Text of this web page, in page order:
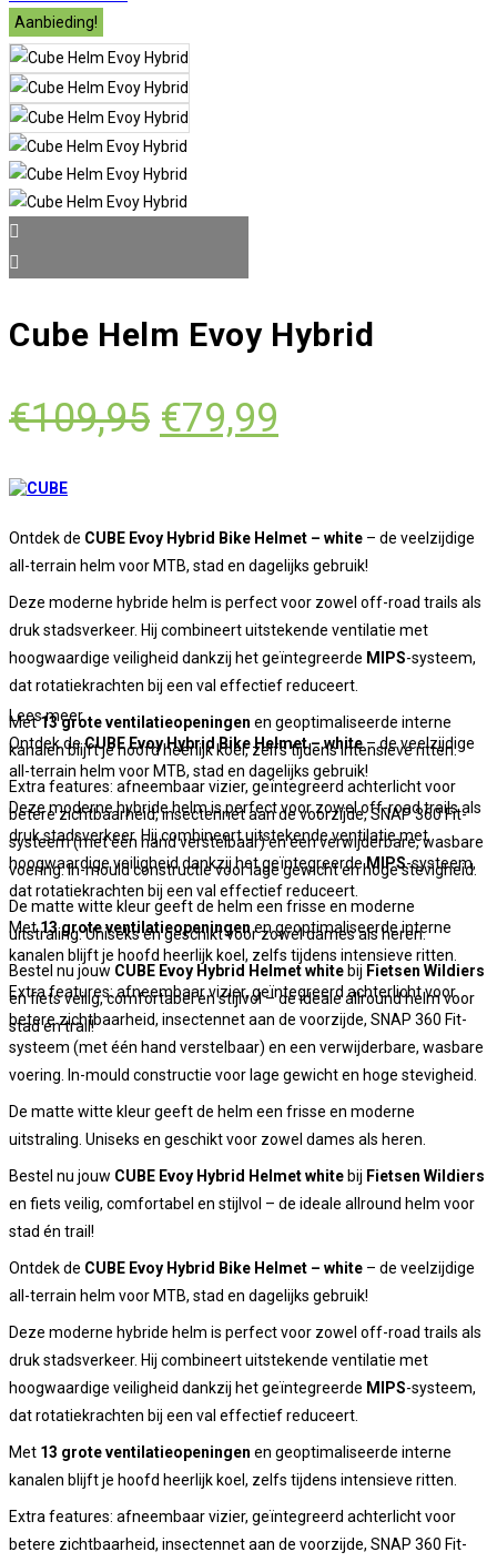
Aanbieding!
Cube Helm Evoy Hybrid
€109,95 Oorspronkelijke
€109,95.
€79,99
€79,99.
Ontdek de CUBE Evoy Hybrid Bike Helmet – white – de veelzijdige
all-terrain helm voor MTB, stad en dagelijks gebruik!
Deze moderne hybride helm is perfect voor zowel off-road trails als
druk stadsverkeer. Hij combineert uitstekende ventilatie met
hoogwaardige veiligheid dankzij het geïntegreerde MIPS-systeem,
dat rotatiekrachten bij een val effectief reduceert.
Met13 grote ventilatieopeningen en geoptimaliseerde interne
kanalen blijft je hoofd heerlijk koel, zelfs tijdens intensieve ritten.
Extra features: afneembaar vizier, geïntegreerd achterlicht voor
betere zichtbaarheid, insectennet aan de voorzijde, SNAP 360 Fit-
systeem (met één hand verstelbaar) en een verwijderbare, wasbare
voering. In-mould constructie voor lage gewicht en hoge stevigheid.
De matte witte kleur geeft de helm een frisse en moderne
uitstraling. Uniseks en geschikt voor zowel dames als heren.
Bestel nu jouw CUBE Evoy Hybrid Helmet white bij Fietsen Wildiers
en fiets veilig, comfortabel en stijlvol – de ideale allround helm voor
stad én trail!
Lees meer
Ontdek deCUBE Evoy Hybrid Bike Helmet – white– de veelzijdige
all-terrain helm voor MTB, stad en dagelijks gebruik!
Deze moderne hybride helm is perfect voor zowel off-road trails als
druk stadsverkeer. Hij combineert uitstekende ventilatie met
hoogwaardige veiligheid dankzij het geïntegreerdeMIPS-systeem,
dat rotatiekrachten bij een val effectief reduceert.
Met13 grote ventilatieopeningenen geoptimaliseerde interne
kanalen blijft je hoofd heerlijk koel, zelfs tijdens intensieve ritten.
Extra features: afneembaar vizier, geïntegreerd achterlicht voor
betere zichtbaarheid, insectennet aan de voorzijde, SNAP 360 Fit-
systeem (met één hand verstelbaar) en een verwijderbare, wasbare
voering. In-mould constructie voor lage gewicht en hoge stevigheid.
De matte witte kleur geeft de helm een frisse en moderne
uitstraling. Uniseks en geschikt voor zowel dames als heren.
Bestel nu jouw CUBE Evoy Hybrid Helmet white bij Fietsen Wildiers
en fiets veilig, comfortabel en stijlvol – de ideale allround helm voor
stad én trail!
Ontdek de CUBE Evoy Hybrid Bike Helmet – white – de veelzijdige
all-terrain helm voor MTB, stad en dagelijks gebruik!
Deze moderne hybride helm is perfect voor zowel off-road trails als
druk stadsverkeer. Hij combineert uitstekende ventilatie met
hoogwaardige veiligheid dankzij het geïntegreerde MIPS-systeem,
dat rotatiekrachten bij een val effectief reduceert.
Met 13 grote ventilatieopeningen en geoptimaliseerde interne
kanalen blijft je hoofd heerlijk koel, zelfs tijdens intensieve ritten.
Extra features: afneembaar vizier, geïntegreerd achterlicht voor
betere zichtbaarheid, insectennet aan de voorzijde, SNAP 360 Fit-